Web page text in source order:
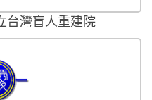
台灣盲人重建院